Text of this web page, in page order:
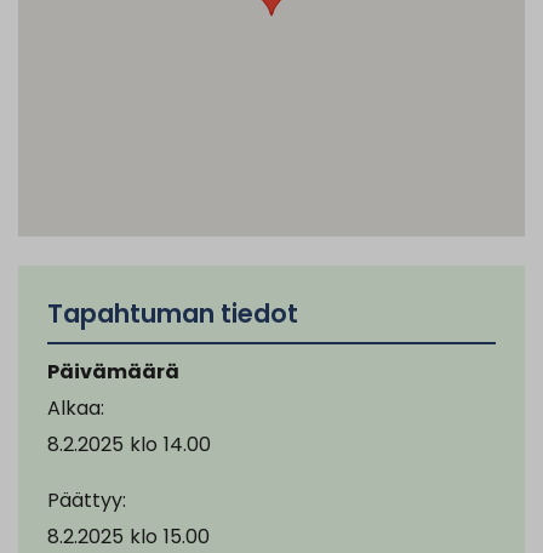
Tapahtuman tiedot
Päivämäärä
Alkaa:
8.2.2025 klo 14.00
Päättyy:
8.2.2025 klo 15.00